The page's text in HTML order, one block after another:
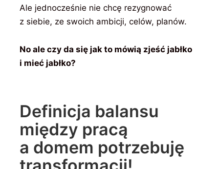
Ale jednocześnie nie chcę rezygnować
z siebie, ze swoich ambicji, celów, planów.
No ale czy da się jak to mówią zjeść jabłko
i mieć jabłko?
Definicja balansu
między pracą
a domem potrzebuję